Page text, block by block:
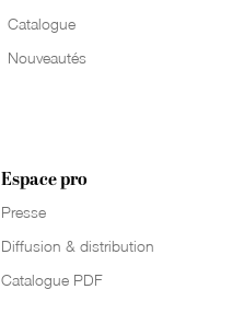
Catalogue
Nouveautés
Espace pro
Presse
Diffusion & distribution
Catalogue PDF